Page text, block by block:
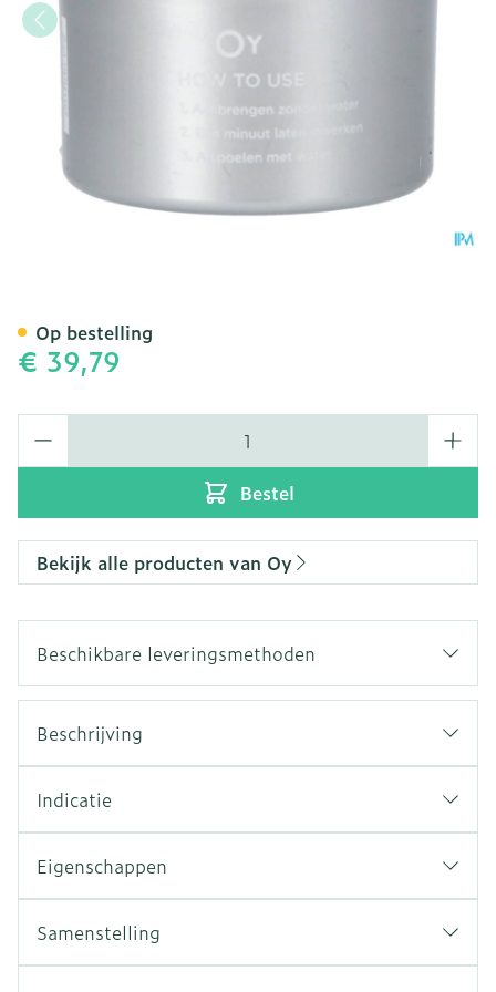
€ 39,79
Bestel
Op bestelling
Bekijk alle producten van Oy
Beschikbare leveringsmethoden
Beschrijving
Indicatie
Eigenschappen
Samenstelling